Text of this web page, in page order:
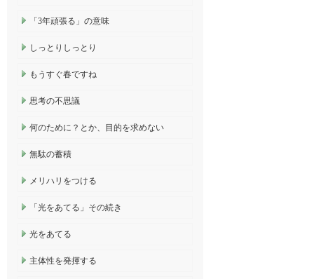
「3年頑張る」の意味
しっとりしっとり
もうすぐ春ですね
思考の不思議
何のために？とか、目的を求めない
無駄の蓄積
メリハリをつける
「光をあてる」その続き
光をあてる
主体性を発揮する